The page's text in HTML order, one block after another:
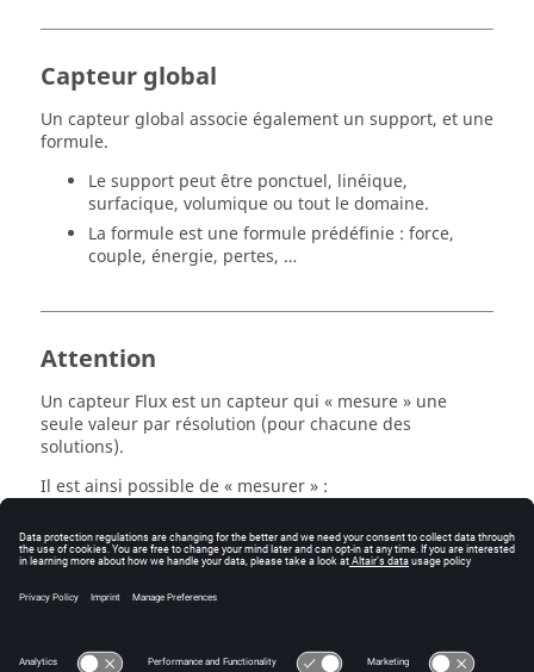
Capteur global
Un capteur global associe également un support, et une
formule.
Le support peut être ponctuel, linéique,
surfacique, volumique ou tout le domaine.
La formule est une formule prédéfinie : force,
couple, énergie, pertes, …
Attention
Un capteur Flux est un capteur qui « mesure » une
seule valeur par résolution (pour chacune des
solutions).
Il est ainsi possible de « mesurer » :
l'intégrale du champ sur une surface
Mais il n'est pas possible de « mesurer » :